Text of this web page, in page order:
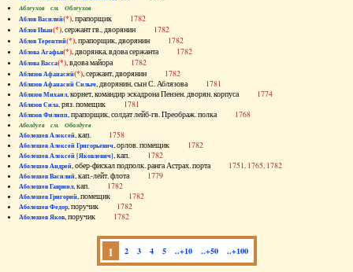
Аблеухов см. Облеухов
Аблов Василий(*), прапорщик 1782
Аблов Иван(*), сержант гв., дворянин 1782
Аблов Терентий(*), прапорщик, дворянин 1782
Аблова Агафья(*), дворянка, вдова сержанта 1782
Аблова Васса(*), вдова майора 1782
Аблязов Афанасий(*), сержант, дворянин 1782
Аблязов Афанасий Силыч, дворянин, сын С. Аблязова 1781
Аблязов Михаил, корнет, командир эскадрона Пензен. дворян. корпуса 1774
Аблязов Сила, ряз. помещик 1781
Аблязов Филипп, прапорщик, солдат лейб-гв. Преображ. полка 1768
Аболдуев см. Оболдуев
Аболешев Алексей, кап. 1758
Аболешев Алексей Григорьевич, орлов. помещик 1782
Аболешев Алексей [Яковлевич], кап. 1782
Аболешев Андрей, обер-фискал подполк. ранга Астрах. порта 1751, 1765, 1782
Аболешев Василий, кап.-лейт. флота 1779
Аболешев Гавриил, кап. 1782
Аболешев Григорий, помещик 1782
Аболешев Федор, поручик 1782
Аболешев Яков, поручик 1782
1 2 3 4 5 ..+10 ..+50 ..+100